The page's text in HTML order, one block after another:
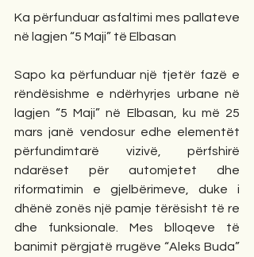
Ka përfunduar asfaltimi mes pallateve
në lagjen “5 Maji” të Elbasan
Sapo ka përfunduar një tjetër fazë e
rëndësishme e ndërhyrjes urbane në
lagjen “5 Maji” në Elbasan, ku më 25
mars janë vendosur edhe elementët
përfundimtarë vizivë, përfshirë
ndarëset për automjetet dhe
riformatimin e gjelbërimeve, duke i
dhënë zonës një pamje tërësisht të re
dhe funksionale. Mes blloqeve të
banimit përgjatë rrugëve “Aleks Buda”